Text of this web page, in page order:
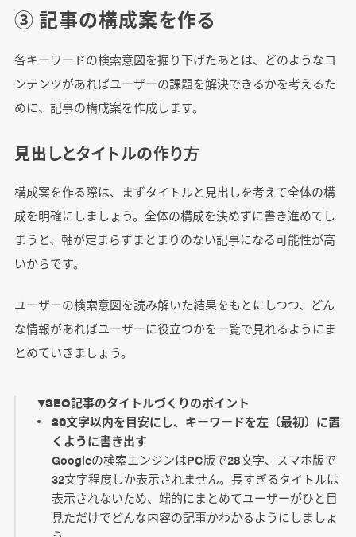
③ 記事の構成案を作る
各キーワードの検索意図を掘り下げたあとは、どのようなコ
ンテンツがあればユーザーの課題を解決できるかを考えるた
めに、記事の構成案を作成します。
見出しとタイトルの作り方
構成案を作る際は、まずタイトルと見出しを考えて全体の構
成を明確にしましょう。全体の構成を決めずに書き進めてし
まうと、軸が定まらずまとまりのない記事になる可能性が高
いからです。
ユーザーの検索意図を読み解いた結果をもとにしつつ、どん
な情報があればユーザーに役立つかを一覧で見れるようにま
とめていきましょう。
▼SEO記事のタイトルづくりのポイント
30文字以内を目安にし、キーワードを左（最初）に置
くように書き出す
Googleの検索エンジンはPC版で28文字、スマホ版で
32文字程度しか表示されません。長すぎるタイトルは
表示されないため、端的にまとめてユーザーがひと目
見ただけでどんな内容の記事かわかるようにしましょ